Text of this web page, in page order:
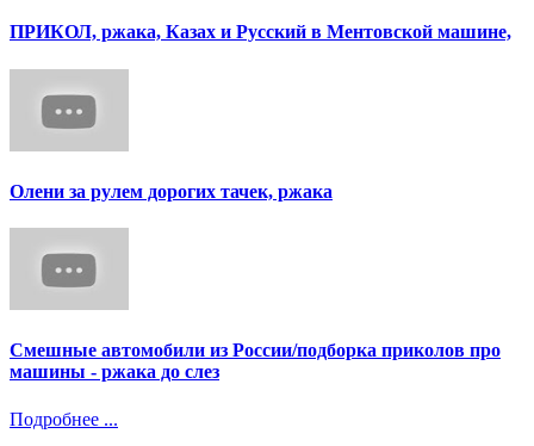
ПРИКОЛ, ржака, Казах и Русский в Ментовской машине,
Олени за рулем дорогих тачек, ржака
Смешные автомобили из России/подборка приколов про
машины - ржака до слез
Подробнее ...